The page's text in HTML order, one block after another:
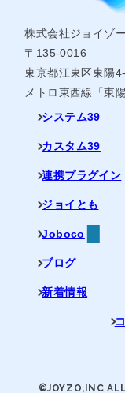
株式会社ジョイゾー
〒135-0016
東京都江東区東陽
メトロ東西線「東
システム39
カスタム39
連携プラグイン
ジョイとも
Joboco
ブログ
新着情報
©JOYZO,INC